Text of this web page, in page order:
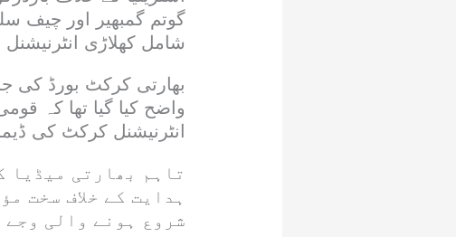
گوتم گمبھیر اور چیف
شامل کھلاڑی
بھارتی کرکٹ بورڈ کی
واضح کیا گیا تھا کہ
انٹرنیشنل کرکٹ کی
تاہم بھارتی میڈیا
ہدایت کے خلاف سخت
شروع ہونے والی